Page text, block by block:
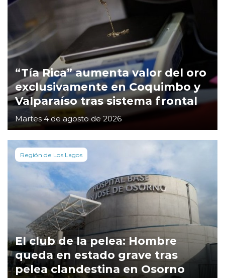
“Tía Rica” aumenta valor del oro
exclusivamente en Coquimbo y
Valparaíso tras sistema frontal
Martes 4 de agosto de 2026
Región de Los Lagos
El club de la pelea: Hombre
queda en estado grave tras
pelea clandestina en Osorno